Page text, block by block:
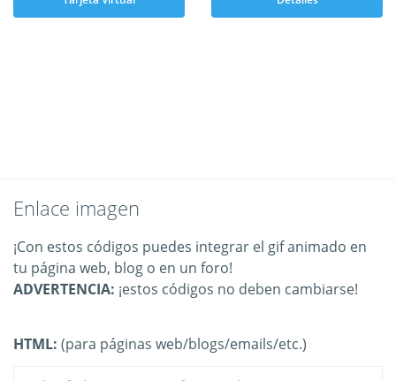
Enlace imagen
¡Con estos códigos puedes integrar el gif animado en
tu página web, blog o en un foro!
ADVERTENCIA: ¡estos códigos no deben cambiarse!
HTML: (para páginas web/blogs/emails/etc.)